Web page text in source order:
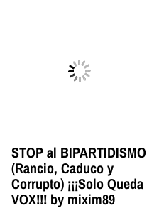
STOP al BIPARTIDISMO
(Rancio, Caduco y
Corrupto) ¡¡¡Solo Queda
VOX!!! by mixim89